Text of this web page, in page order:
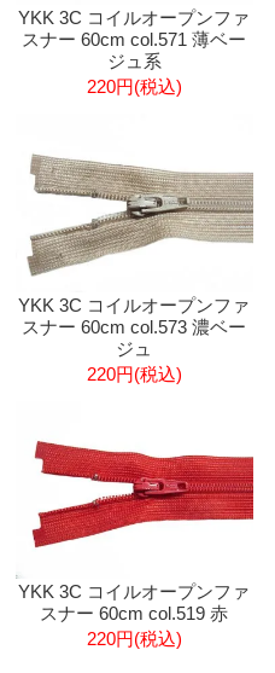
YKK 3C コイルオープンファ
スナー 60cm col.571 薄ベー
ジュ系
220円(税込)
YKK 3C コイルオープンファ
スナー 60cm col.573 濃ベー
ジュ
220円(税込)
YKK 3C コイルオープンファ
スナー 60cm col.519 赤
220円(税込)